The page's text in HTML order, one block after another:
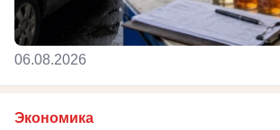
06.08.2026
Экономика